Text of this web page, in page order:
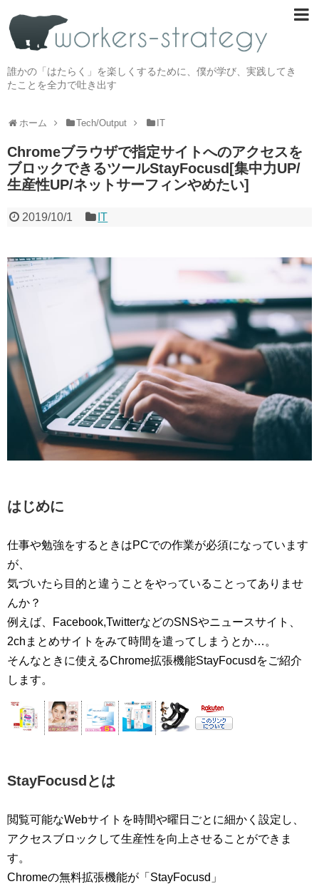
誰かの「はたらく」を楽しくするために、僕が学び、実践してき
たことを全力で吐き出す
ホーム Tech/Output IT
Chromeブラウザで指定サイトへのアクセスを
ブロックできるツールStayFocusd[集中力UP/
生産性UP/ネットサーフィンやめたい]
2019/10/1 IT
はじめに
仕事や勉強をするときはPCでの作業が必須になっています
が、
気づいたら目的と違うことをやっていることってありませ
んか？
例えば、Facebook,TwitterなどのSNSやニュースサイト、
2chまとめサイトをみて時間を遣ってしまうとか…。
そんなときに使えるChrome拡張機能StayFocusdをご紹介
します。
StayFocusdとは
閲覧可能なWebサイトを時間や曜日ごとに細かく設定し、
アクセスブロックして生産性を向上させることができま
す。
Chromeの無料拡張機能が「StayFocusd」